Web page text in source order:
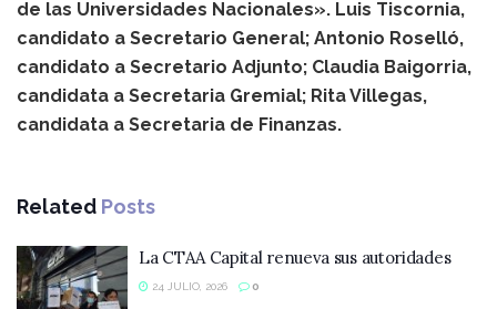
de las Universidades Nacionales». Luis Tiscornia,
candidato a Secretario General; Antonio Roselló,
candidato a Secretario Adjunto; Claudia Baigorria,
candidata a Secretaria Gremial; Rita Villegas,
candidata a Secretaria de Finanzas.
Related Posts
La CTAA Capital renueva sus autoridades
24 JULIO, 2026 0